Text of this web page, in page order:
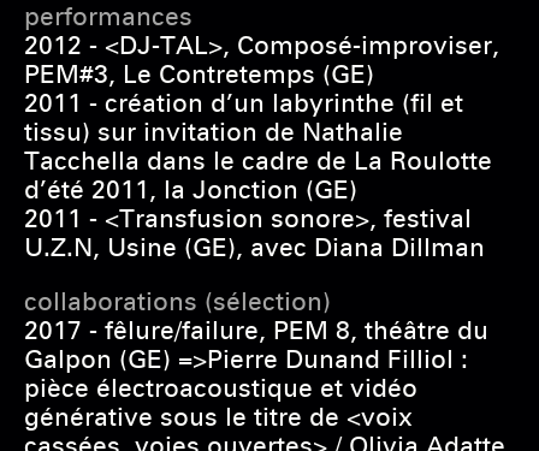
performances
2012 - <DJ-TAL>, Composé-improviser,
PEM#3, Le Contretemps (GE)
2011 - création d’un labyrinthe (fil et
tissu) sur invitation de Nathalie
Tacchella dans le cadre de La Roulotte
d’été 2011, la Jonction (GE)
2011 - <Transfusion sonore>, festival
U.Z.N, Usine (GE), avec Diana Dillman
collaborations (sélection)
2017 - fêlure/failure, PEM 8, théâtre du
Galpon (GE) =>Pierre Dunand Filliol :
pièce électroacoustique et vidéo
générative sous le titre de <voix